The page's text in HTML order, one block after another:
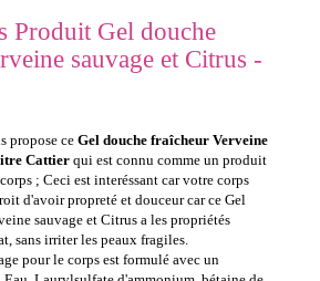
Produit Gel douche
sauvage et Citrus -
propose ce Gel douche fraîcheur Verveine
Cattier qui est connu comme un produit
; Ceci est interéssant car votre corps
d'avoir propreté et douceur car ce Gel
sauvage et Citrus a les propriétés
sans irriter les peaux fragiles.
pour le corps est formulé avec un